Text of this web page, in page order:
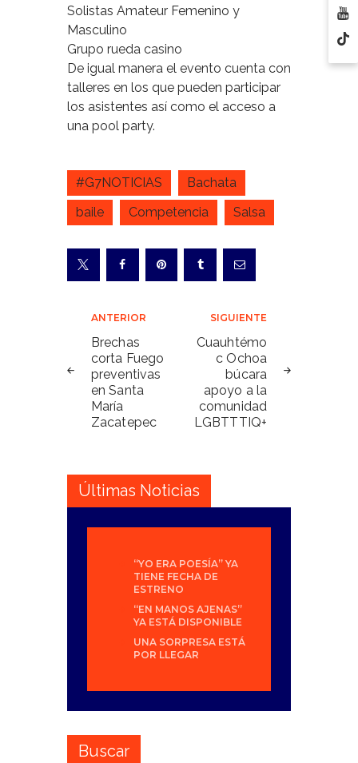
Solistas Amateur Femenino y
Masculino
Grupo rueda casino
De igual manera el evento cuenta con
talleres en los que pueden participar
los asistentes así como el acceso a
una pool party.
#G7NOTICIAS
Bachata
baile
Competencia Salsa
Navegación
de
entradas
ANTERIOR
Brechas
corta Fuego
preventivas
en Santa
María
Zacatepec
SIGUIENTE
Cuauhtémo
c Ochoa
búcara
apoyo a la
comunidad
LGBTTTIQ+
Últimas Noticias
“YO ERA POESÍA” YA
TIENE FECHA DE
ESTRENO
“EN MANOS AJENAS”
YA ESTÁ DISPONIBLE
UNA SORPRESA ESTÁ
POR LLEGAR
Buscar